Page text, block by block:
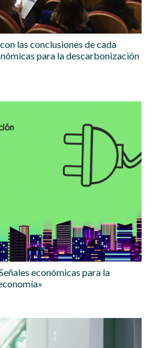
las conclusiones de cada
para la descarbonización
económicas para la